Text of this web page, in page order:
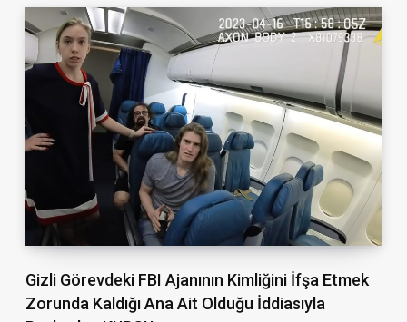
Gizli Görevdeki FBI Ajanının Kimliğini İfşa Etmek
Zorunda Kaldığı Ana Ait Olduğu İddiasıyla